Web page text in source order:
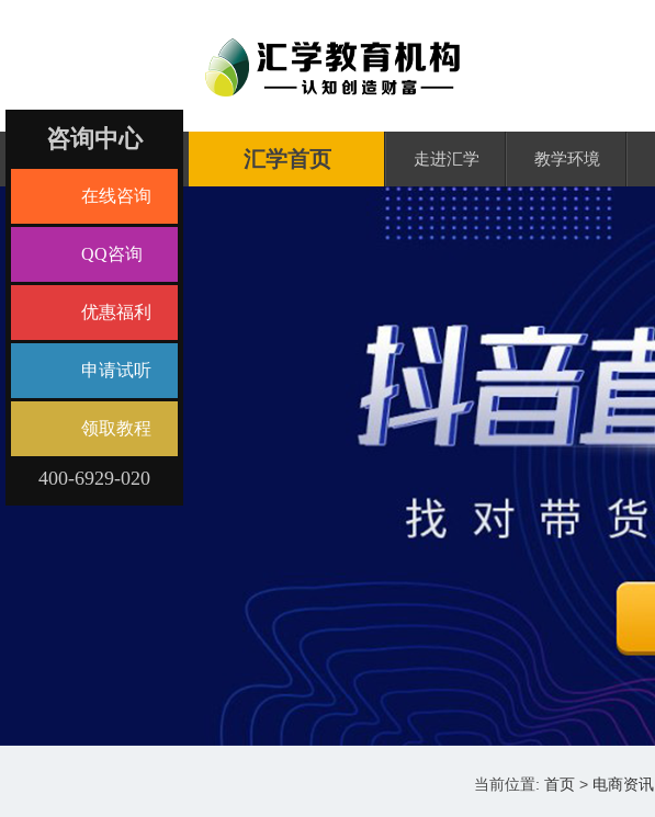
汇学首页 走进汇学 教学环境
当前位置: 首页 > 电商资讯
咨询中心
在线咨询
QQ咨询
优惠福利
申请试听
领取教程
400-6929-020